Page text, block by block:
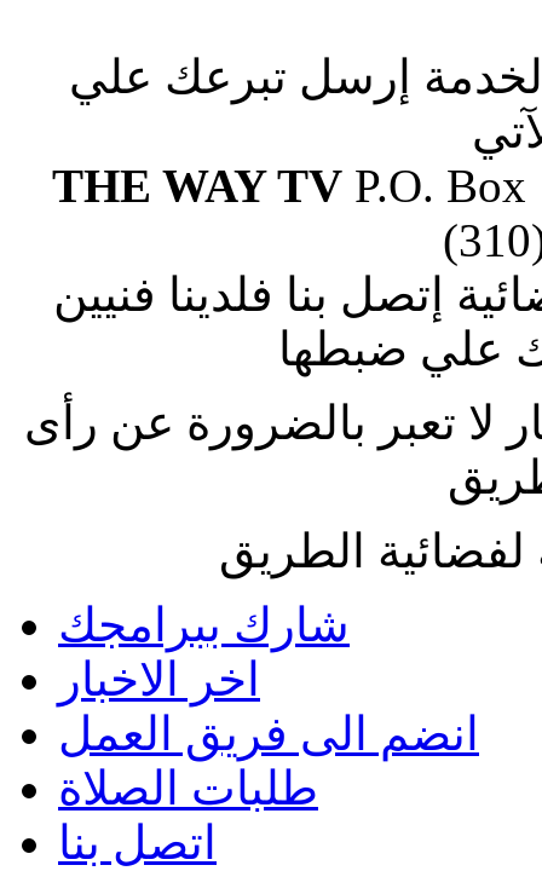
إرسل تبرعك علي
THE WAY TVP.O. Box
إتصل بنا فلدينا فنيين
علي ضبطها
لا تعبر بالضرورة عن رأى
الطريق
شارك ببرامجك
اخر الاخبار
انضم الى فريق العمل
طلبات الصلاة
اتصل بنا